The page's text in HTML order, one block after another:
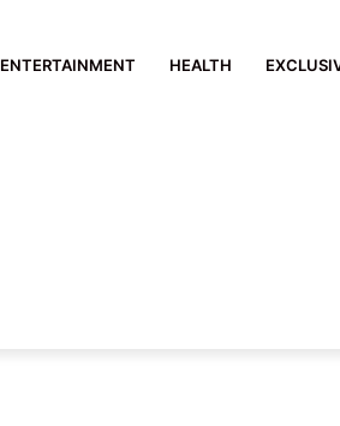
ENTERTAINMENT HEALTH